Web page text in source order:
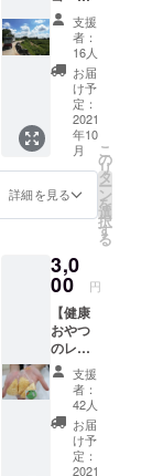
した経験を
通して、栄
養の大切さ
2018年、お
菓子と栄養
教育で子供
の栄養改善
を目指す事
POPOKを立
ち上げる。
ス】 ク
ラウド
ファン
ディン
グの期
間終了
後に、
プロ
ジェク
トメン
バーよ
り、心
を込め
のメー
ルを差
し上げ
ます。
支援
者：
16人
お届
け予
定：
2021
年10
月
詳細を見る
こ
の
リ
タ
ー
ン
を
選
択
す
る
3,0
00 円
【健康
おやつ
のレシ
ピがも
らえる
コー
ス】 プ
ロジェ
クトメ
ンバー
支援
者：
42人
お届
け予
定：
2021